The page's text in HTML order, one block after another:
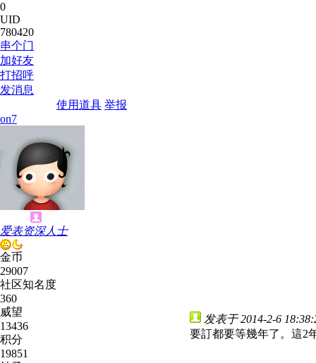
0
UID
780420
串个门
加好友
打招呼
发消息
使用道具 举报
on7
爱表资深人士
金币
29007
社区知名度
360
威望
13436
积分
19851
发表于 2014-2-6
要訂都要等幾年了。這2